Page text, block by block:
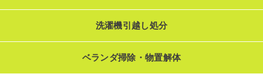
洗濯機引越し処分
ベランダ掃除・物置解体